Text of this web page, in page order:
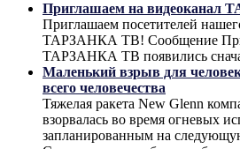
Приглашаем на видеоканал
Приглашаем посетителей
ТАРЗАНКА ТВ! Сообщение
ТАРЗАНКА ТВ появились
Маленький взрыв для
всего человечества
Тяжелая ракета New Glenn
взорвалась во время огневых
запланированным на